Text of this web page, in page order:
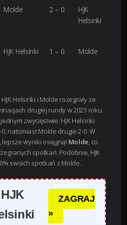
Molde 2 – 0
HJK
Helsinki
HJK Helsinki 1 – 0 Molde
Helsinki i Molde rozegrały ze
drugiej rundy w 2023 roku.
zwycięstwie: HJK Helsinki
natomiast Molde drugie 2-0. W
wyniki osiągnął Molde, co
spotkań. Podobnie, HJK
swoich spotkań z Molde.
HJK
ZAGRAJ
»